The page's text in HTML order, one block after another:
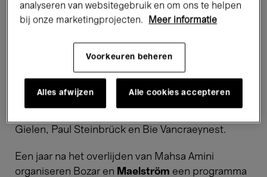
Nog één week om een blik op Brussel te werpen
vanop ons dakterras. Tijdens deze vierde en
laatste week kan je ook in andere steden
wegdwalen. We tonen vierfilmsover
hoe publiek de publieke ruimte is in onze
Gielen, Paul Steinbrück en Bie Vancraeynest.
Een jaar na het overlijden van Mahsa Amini
organiseren Bozar en Maelström een programma
analyseren van websitegebruik en om ons te helpen
bij onze marketingprojecten.
Meer informatie
Voorkeuren beheren
Alles afwijzen Alle cookies accepteren